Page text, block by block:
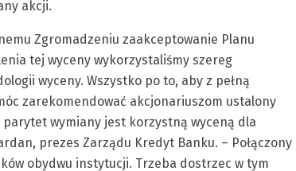
akcji.
Zgromadzeniu zaakceptowanie Planu
tej wyceny wykorzystaliśmy szereg
wyceny. Wszystko po to, aby z pełną
zarekomendować akcjonariuszom ustalony
wymiany jest korzystną wyceną dla
prezes Zarządu Kredyt Banku. – Połączony
obydwu instytucji. Trzeba dostrzec w tym